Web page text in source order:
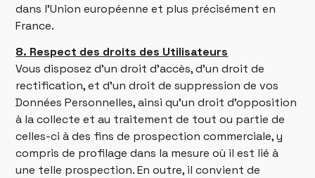
dans l’Union européenne et plus précisément en
France.
8. Respect des droits des Utilisateurs
Vous disposez d’un droit d’accès, d’un droit de
rectification, et d’un droit de suppression de vos
Données Personnelles, ainsi qu’un droit d’opposition
à la collecte et au traitement de tout ou partie de
celles-ci à des fins de prospection commerciale, y
compris de profilage dans la mesure où il est lié à
une telle prospection. En outre, il convient de